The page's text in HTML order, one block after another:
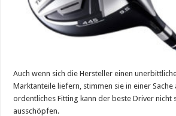
Auch wenn sich die Hersteller einen
Marktanteile liefern, stimmen sie in einer Sache
ordentliches Fitting kann der beste Driver nicht
ausschöpfen.